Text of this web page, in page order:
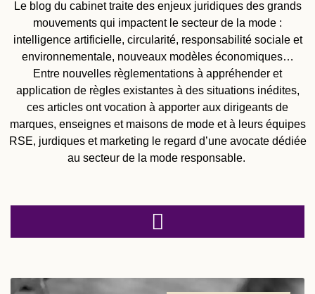
Le blog du cabinet traite des enjeux juridiques des grands
mouvements qui impactent le secteur de la mode :
intelligence artificielle, circularité, responsabilité sociale et
environnementale, nouveaux modèles économiques…
Entre nouvelles règlementations à appréhender et
application de règles existantes à des situations inédites,
ces articles ont vocation à apporter aux dirigeants de
marques, enseignes et maisons de mode et à leurs équipes
RSE, jurdiques et marketing le regard d’une avocate dédiée
au secteur de la mode responsable.